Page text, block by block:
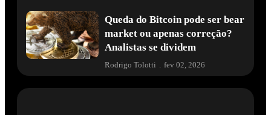
Queda do Bitcoin pode ser bear
market ou apenas correção?
Analistas se dividem
Rodrigo Tolotti . fev 02, 2026